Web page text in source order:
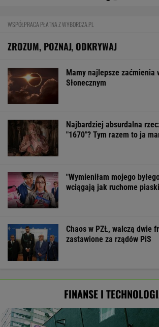
WSPÓŁPRACA PŁATNA Z WYBORCZA.PL
ZROZUM, POZNAJ, ODKRYWAJ
Mamy najlepsze zaćmienia
Słonecznym
Najbardziej absurdalna
"1670"? Tym razem to ja
"Wymieniłam mojego
wciągają jak ruchome piaski
Chaos w PZŁ, walczą dwie
zastawione za rządów PiS
FINANSE I